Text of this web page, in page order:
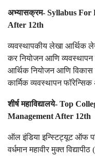
अभ्यासक्रम- Syllabus
After 12th
व्यवस्थापकीय लेखा आर्थिक
कर नियोजन आणि
आर्थिक नियोजन आणि
कार्मिक व्यवस्थापन
शीर्ष महाविद्यालये- Top
Management After 12th
ऑल इंडिया इन्स्टिट्यूट ऑफ
वर्धमान महावीर मुक्त